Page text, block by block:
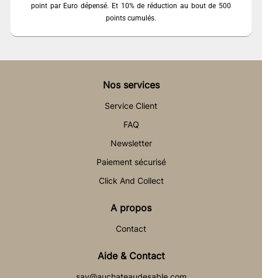
point par Euro dépensé. Et 10% de réduction au bout de 500
points cumulés.
Nos services
Service Client
FAQ
Newsletter
Paiement sécurisé
Click And Collect
A propos
Contact
Aide & Contact